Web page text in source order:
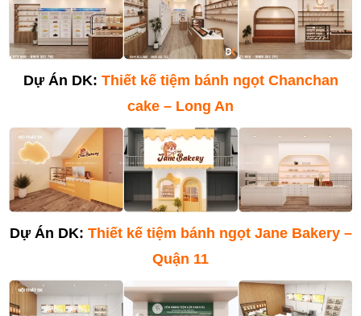
Dự Án DK: Thiết kế tiệm bánh ngọt Chanchan
cake – Long An
Dự Án DK: Thiết kế tiệm bánh ngọt Jane Bakery –
Quận 11